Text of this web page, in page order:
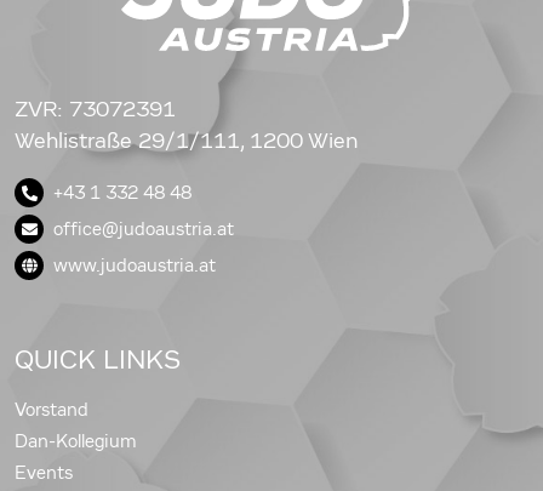
ZVR: 73072391
Wehlistraße 29/1/111, 1200 Wien
+43 1 332 48 48
office@judoaustria.at
www.judoaustria.at
QUICK LINKS
Vorstand
Dan-Kollegium
Events